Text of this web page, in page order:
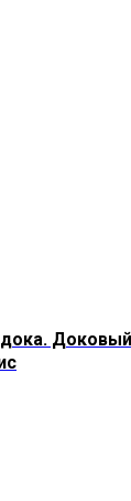
дока.